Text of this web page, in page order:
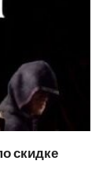
скидке